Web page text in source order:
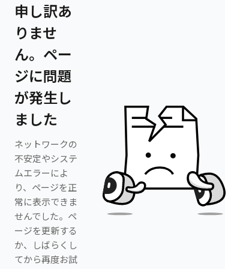
申し訳あ
りませ
ん。ペー
ジに問題
が発生し
ました
ネットワークの
不安定やシステ
ムエラーによ
り、ページを正
常に表示できま
せんでした。ペ
ージを更新する
か、しばらくし
てから再度お試